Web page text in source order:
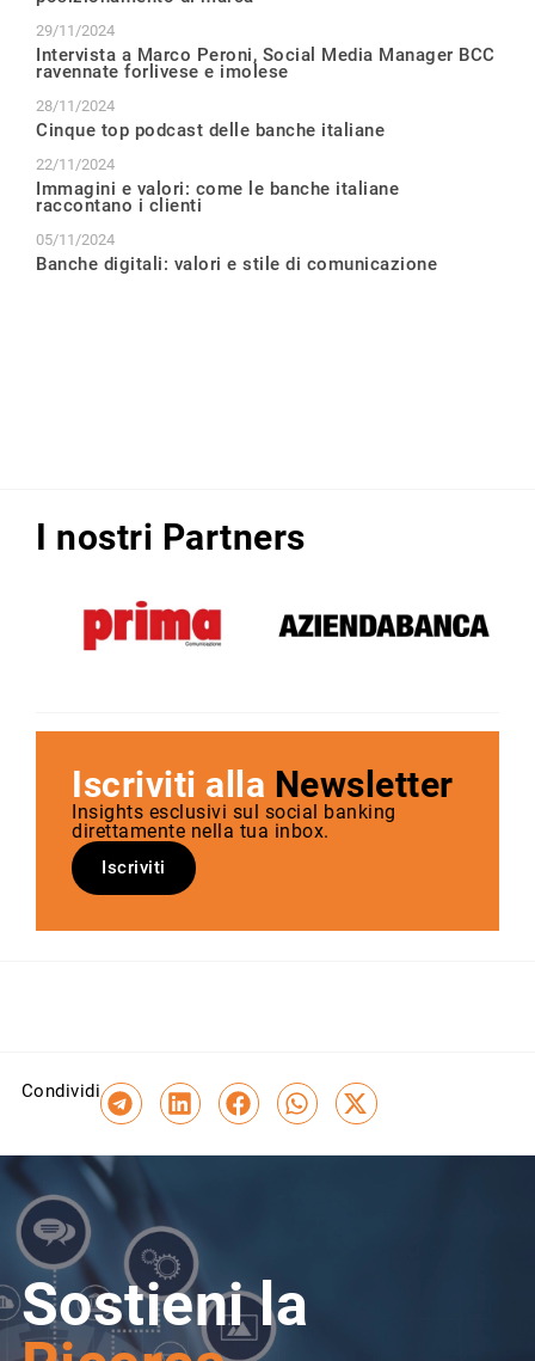
Intervista a Marco Peroni, Social Media Manager BCC
ravennate forlivese e imolese
29/11/2024
Cinque top podcast delle banche italiane
28/11/2024
Immagini e valori: come le banche italiane
raccontano i clienti
22/11/2024
Banche digitali: valori e stile di comunicazione
05/11/2024
I nostri Partners
Iscriviti alla Newsletter
Insights esclusivi sul social banking
direttamente nella tua inbox.
Iscriviti
Condividi
Sostieni la